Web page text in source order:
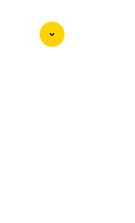
cửa hàng hoặc văn
chỉnh hoặc hỗ trợ khác,